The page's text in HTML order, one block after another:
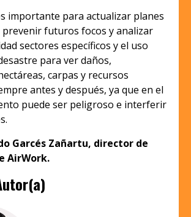
importante para actualizar planes
futuros focos y analizar
sectores específicos y el uso
para ver daños,
carpas y recursos
antes y después, ya que en el
puede ser peligroso e interferir
Garcés Zañartu, director de
AirWork.